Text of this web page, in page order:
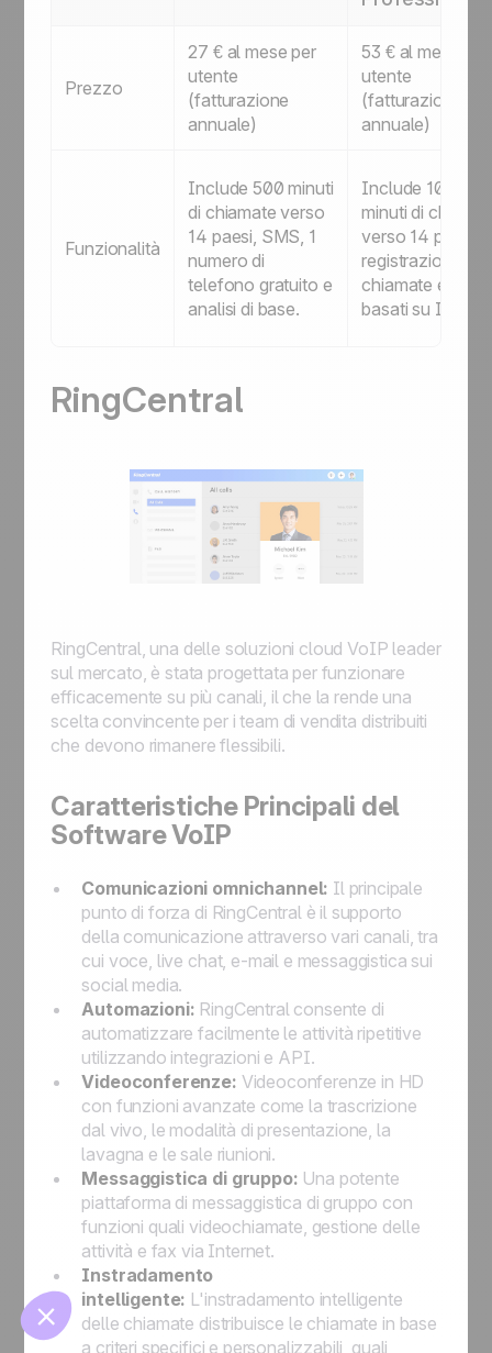
🍪
Manage cookies
Prezzo
27 € al mese per
utente
(fatturazione
annuale)
53 € al mese per
utente
(fatturazione
annuale)
Funzionalità
Include 500 minuti
di chiamate verso
14 paesi, SMS, 1
numero di
telefono gratuito e
analisi di base.
Include 1000
minuti di
verso 14 paesi,
registrazioni
chiamate e
basati su IA.
RingCentral
RingCentral, una delle soluzioni cloud VoIP leader
sul mercato, è stata progettata per funzionare
efficacemente su più canali, il che la rende una
scelta convincente per i team di vendita distribuiti
che devono rimanere flessibili.
Caratteristiche Principali del
Software VoIP
Comunicazioni omnichannel: Il principale
punto di forza di RingCentral è il supporto
della comunicazione attraverso vari canali, tra
cui voce, live chat, e-mail e messaggistica sui
social media.
Automazioni: RingCentral consente di
automatizzare facilmente le attività ripetitive
utilizzando integrazioni e API.
Videoconferenze: Videoconferenze in HD
con funzioni avanzate come la trascrizione
dal vivo, le modalità di presentazione, la
lavagna e le sale riunioni.
Messaggistica di gruppo: Una potente
piattaforma di messaggistica di gruppo con
funzioni quali videochiamate, gestione delle
attività e fax via Internet.
Instradamento
intelligente: L'instradamento intelligente
delle chiamate distribuisce le chiamate in base
a criteri specifici e personalizzabili, quali